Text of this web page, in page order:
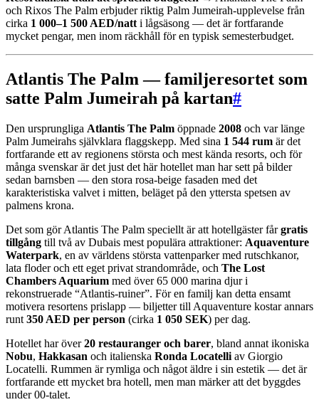
och Rixos The Palm erbjuder riktig Palm Jumeirah-upplevelse från
cirka 1 000–1 500 AED/natti lågsäsong — det är fortfarande
mycket pengar, men inom räckhåll för en typisk semesterbudget.
Atlantis The Palm — familjeresortet som
satte Palm Jumeirah på kartan#
Den ursprungliga Atlantis The Palm öppnade 2008 och var länge
Palm Jumeirahs självklara flaggskepp. Med sina 1 544 rum är det
fortfarande ett av regionens största och mest kända resorts, och för
många svenskar är det just det här hotellet man har sett på bilder
sedan barnsben — den stora rosa-beige fasaden med det
karakteristiska valvet i mitten, beläget på den yttersta spetsen av
palmens krona.
Det som gör Atlantis The Palm speciellt är att hotellgäster fårgratis
tillgång till två av Dubais mest populära attraktioner: Aquaventure
Waterpark, en av världens största vattenparker med rutschkanor,
lata floder och ett eget privat strandområde, och The Lost
Chambers Aquarium med över 65 000 marina djur i
rekonstruerade “Atlantis-ruiner”. För en familj kan detta ensamt
motivera resortens prislapp — biljetter till Aquaventure kostar annars
runt 350 AED per person (cirka 1 050 SEK) per dag.
Hotellet har över20 restauranger och barer, bland annat ikoniska
Nobu, Hakkasan och italienska Ronda Locatelli av Giorgio
Locatelli. Rummen är rymliga och något äldre i sin estetik — det är
fortfarande ett mycket bra hotell, men man märker att det byggdes
under 00-talet.